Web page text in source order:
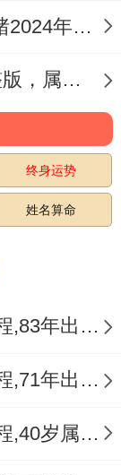
给予的时候
一次次的在
属猪的2024年结婚适合吗？属猪2024年结婚好不好？
属猪人2024年5月17日运势完整版，属猪2024年5月17日今日运势如何
终身运势
姓名算命
1983年属猪人2023年运势及运程,83年出生的40岁生肖猪2023年每月运势详解
1971年属猪人2023年运势及运程,71年出生的52岁生肖猪2023年每月运势详解
1983年属猪女2023年运势及运程,40岁属猪人2023全年每月运势女性如何